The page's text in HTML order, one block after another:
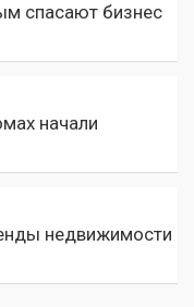
спасают бизнес
начали
недвижимости